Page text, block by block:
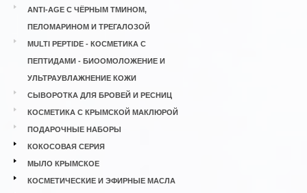
ANTI-AGE С ЧЁРНЫМ ТМИНОМ,
ПЕЛОМАРИНОМ И ТРЕГАЛОЗОЙ
MULTI PEPTIDE - КОСМЕТИКА С
ПЕПТИДАМИ - БИООМОЛОЖЕНИЕ И
УЛЬТРАУВЛАЖНЕНИЕ КОЖИ
СЫВОРОТКА ДЛЯ БРОВЕЙ И РЕСНИЦ
КОСМЕТИКА С КРЫМСКОЙ МАКЛЮРОЙ
ПОДАРОЧНЫЕ НАБОРЫ
КОКОСОВАЯ СЕРИЯ
МЫЛО КРЫМСКОЕ
КОСМЕТИЧЕСКИЕ И ЭФИРНЫЕ МАСЛА